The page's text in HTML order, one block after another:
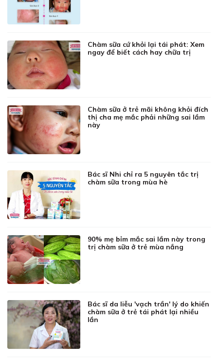
Chàm sữa cứ khỏi lại tái phát: Xem
ngay để biết cách hay chữa trị
Chàm sữa ở trẻ mãi không khỏi đích
thị cha mẹ mắc phải những sai lầm
này
Bác sĩ Nhi chỉ ra 5 nguyên tắc trị
chàm sữa trong mùa hè
90% mẹ bỉm mắc sai lầm này trong
trị chàm sữa ở trẻ mùa nắng
Bác sĩ da liễu 'vạch trần' lý do khiến
chàm sữa ở trẻ tái phát lại nhiều
lần